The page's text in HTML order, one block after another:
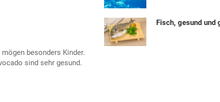
besonders Kinder.
sind sehr gesund.
Fisch, gesund und